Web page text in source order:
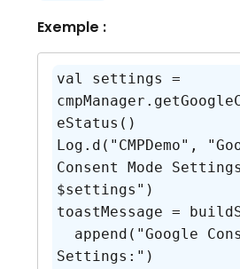
Exemple :
val settings =
eStatus()
Log.d("CMPDemo",
Consent Mode
$settings")
toastMessage =
Settings:")